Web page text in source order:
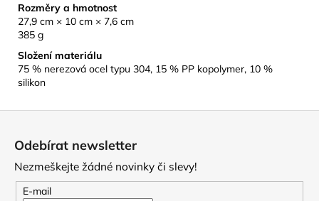
Rozměry a hmotnost
27,9 cm × 10 cm × 7,6 cm
385 g
Složení materiálu
75 % nerezová ocel typu 304, 15 % PP kopolymer, 10 %
silikon
Odebírat newsletter
Nezmeškejte žádné novinky či slevy!
E-mail